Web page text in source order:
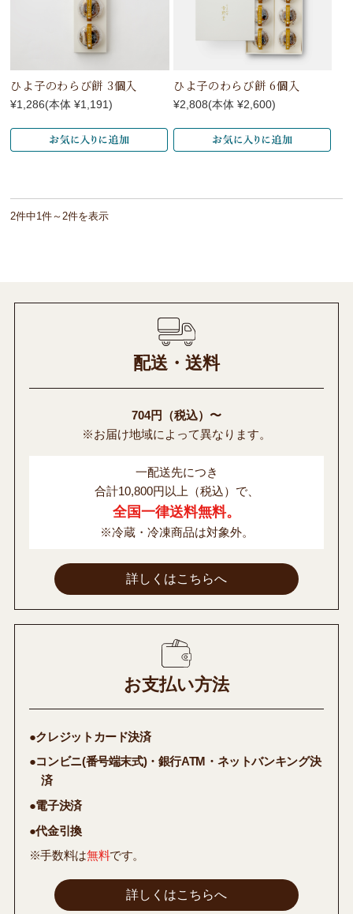
ひよ子のわらび餅 3個入
¥1,286(本体 ¥1,191)
ひよ子のわらび餅 6個入
¥2,808(本体 ¥2,600)
2件中1件～2件を表示
配送・送料
704円（税込）〜
※お届け地域によって異なります。
一配送先につき
合計10,800円以上（税込）で、
全国一律送料無料。
※冷蔵・冷凍商品は対象外。
詳しくはこちらへ
お支払い方法
●クレジットカード決済
●コンビニ(番号端末式)・銀行ATM・ネットバンキング決
済
●電子決済
●代金引換
※手数料は無料です。
詳しくはこちらへ